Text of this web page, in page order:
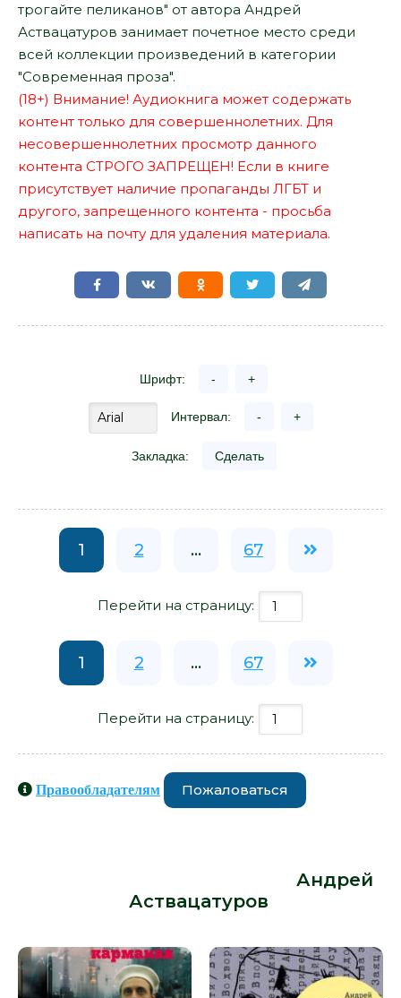
трогайте пеликанов" от автора Андрей
Аствацатуров занимает почетное место среди
всей коллекции произведений в категории
"Современная проза".
(18+) Внимание! Аудиокнига может содержать
контент только для совершеннолетних. Для
несовершеннолетних просмотр данного
контента СТРОГО ЗАПРЕЩЕН! Если в книге
присутствует наличие пропаганды ЛГБТ и
другого, запрещенного контента - просьба
написать на почту для удаления материала.
Шрифт: - +
Интервал: - +
Закладка: Сделать
1 2 ... 67
Перейти на страницу:
1 2 ... 67
Перейти на страницу:
Правообладателям Пожаловаться
Андрей
Аствацатуров